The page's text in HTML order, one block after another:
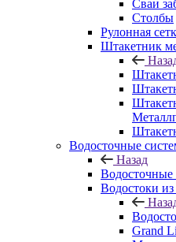
Сваи
Столбы
Рулонная
Штакетник
Водосточные
Назад
Водосточные
Водостоки из
Grand